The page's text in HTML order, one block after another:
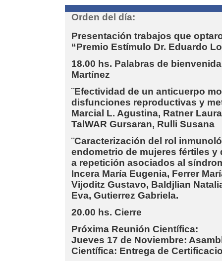
Orden del día:
Presentación trabajos que
“Premio Estímulo Dr. Eduardo
18.00 hs. Palabras de
Martínez
¨Efectividad de un anticuerpo
disfunciones reproductivas y
Marcial L. Agustina, Ratner
TalWAR Gursaran, Rulli Susana
¨Caracterización del rol
endometrio de mujeres fértiles
a repetición asociados al
Incera María Eugenia, Ferrer
Vijoditz Gustavo, Baldjlian
Eva, Gutierrez Gabriela.
20.00 hs. Cierre
Próxima Reunión Científica:
Jueves 17 de Noviembre:
Científica: Entrega de